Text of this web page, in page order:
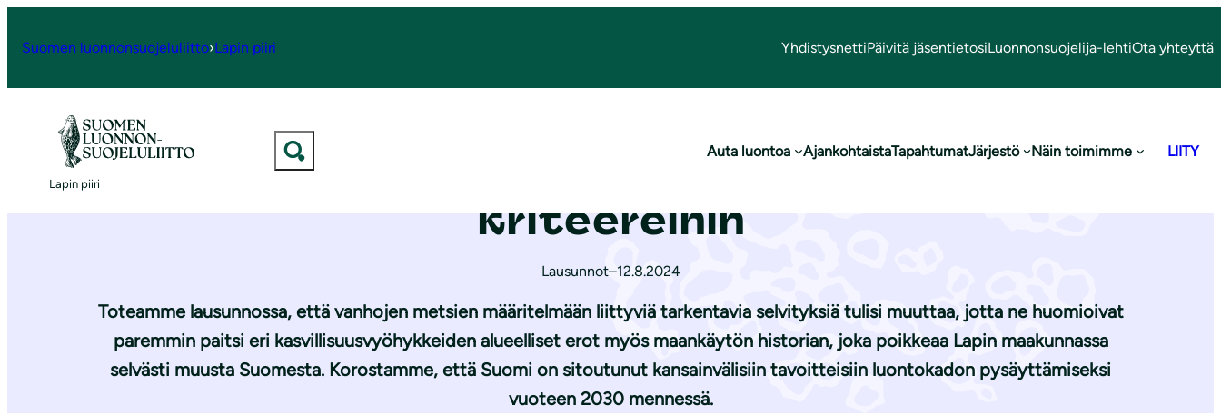
Suomen luonnonsuojeluliitto›Lapin piiri YhdistysnettiPäivitä jäsentietosiLuonnonsuojelija-lehtiOta yhteyttä
Lapin piiri
Auta luontoa AjankohtaistaTapahtumatJärjestö Näin toimimme LIITY
Etusivu Ajankohtaista
Yhteislausunto vanhojen metsien
kriteereihin
Lausunnot–12.8.2024
Toteamme lausunnossa, että vanhojen metsien määritelmään liittyviä tarkentavia selvityksiä tulisi muuttaa, jotta ne huomioivat
paremmin paitsi eri kasvillisuusvyöhykkeiden alueelliset erot myös maankäytön historian, joka poikkeaa Lapin maakunnassa
selvästi muusta Suomesta. Korostamme, että Suomi on sitoutunut kansainvälisiin tavoitteisiin luontokadon pysäyttämiseksi
vuoteen 2030 mennessä.